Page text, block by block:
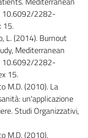
10.6092/2282-
15.
L. (2014). Burnout
Mediterranean
10.6092/2282-
15.
M.D. (2010). La
un'applicazione
Studi Organizzativi,
M.D. (2010).